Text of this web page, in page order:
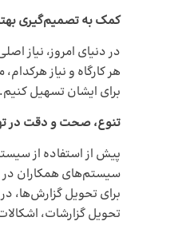
کمک به تصمیم‌گیری
در دنیای امروز، نیاز
هر کارگاه و نیاز
برای ایشان تسهیل
تنوع، صحت و دقت در
تحویل گزارشات،